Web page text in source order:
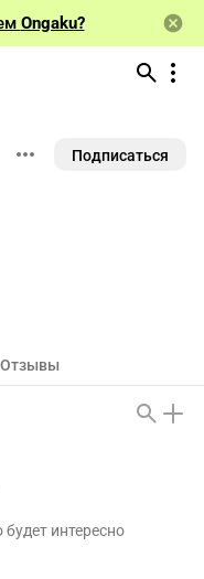
Ongaku?
Подписаться
Отзывы
будет интересно